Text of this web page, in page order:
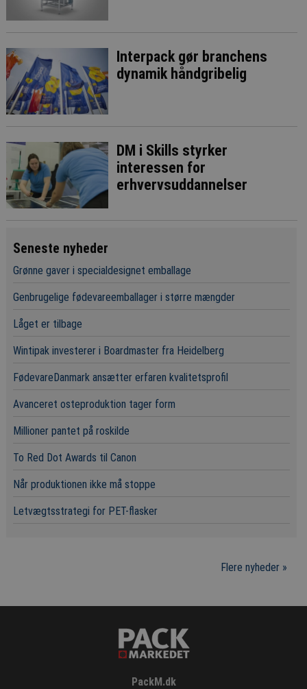
Interpack gør branchens
dynamik håndgribelig
DM i Skills styrker
interessen for
erhvervsuddannelser
Seneste nyheder
Grønne gaver i specialdesignet emballage
Genbrugelige fødevareemballager i større mængder
Låget er tilbage
Wintipak investerer i Boardmaster fra Heidelberg
FødevareDanmark ansætter erfaren kvalitetsprofil
Avanceret osteproduktion tager form
Millioner pantet på roskilde
To Red Dot Awards til Canon
Når produktionen ikke må stoppe
Letvægtsstrategi for PET-flasker
Flere nyheder »
PackM.dk